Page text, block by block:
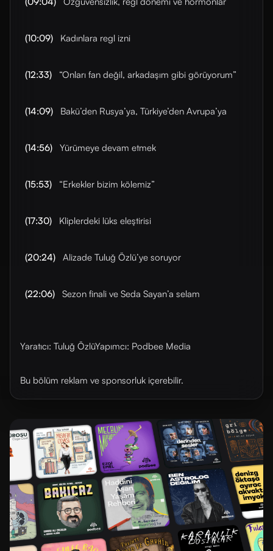
(10:09) Kadınlara regl izni
(12:33) “Onları fan değil, arkadaşım gibi görüyorum”
(14:09) Bakü’den Rusya’ya, Türkiye’den Avrupa’ya
(14:56) Yürümeye devam etmek
(15:53) “Erkekler bizim kölemiz”
(17:30) Kliplerdeki lüks eleştirisi
(20:24) Alizade Tuluğ Özlü’ye soruyor
(22:06) Sezon finali ve Seda Sayan’a selam
Yaratıcı: Tuluğ ÖzlüYapımcı: Podbee Media
Bu bölüm reklam ve sponsorluk içerebilir.